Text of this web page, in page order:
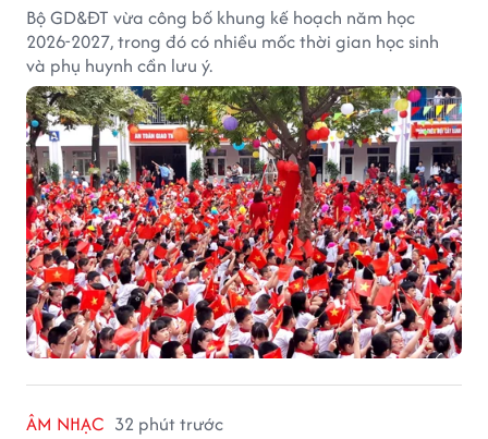
Bộ GD&ĐT vừa công bố khung kế hoạch năm học
2026-2027, trong đó có nhiều mốc thời gian học sinh
và phụ huynh cần lưu ý.
ÂM NHẠC 32 phút trước